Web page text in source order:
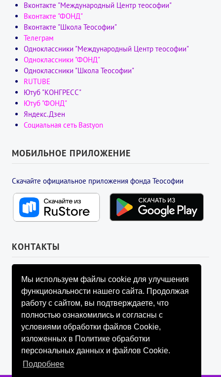
Мы используем файлы cookie для улучшения
функциональности нашего сайта. Продолжая
работу с сайтом, вы подтверждаете, что
полностью ознакомились и согласны с
условиями обработки файлов Cookie,
изложенных в Политике обработки
персональных данных и файлов Cookie.
Подробнее
Вконтакте "Международный Центр теософии"
Вконтакте "ФОНД"
Вконтакте "Школа Теософии"
Телеграм
Одноклассники "Международный Центр теософии"
Одноклассники "ФОНД"
Одноклассники "Школа Теософии"
RUTUBE
Ютуб "КОНГРЕСС"
Ютуб "ФОНД"
Яндекс.Дзен
Социальная сеть Bastyon
МОБИЛЬНОЕ ПРИЛОЖЕНИЕ
Скачайте официальное приложения фонда Теософии
КОНТАКТЫ
УПРАВЛЯЮЩИЙ СОВЕТ ФОНДА
info@fondtheosophy.ru
+7 (926) 184-90-66
+7 (926) 910-92-77
+7 (962) 907-24-88